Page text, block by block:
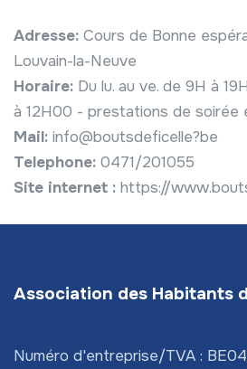
Adresse: Cours de Bonne
Louvain-la-Neuve
Horaire: Du lu. au ve. de 9H à
à 12H00 - prestations de soirée
Mail: info@boutsdeficelle?be
Telephone: 0471/201055
Site internet : https://
Association des Habitants
Numéro d'entreprise/TVA :